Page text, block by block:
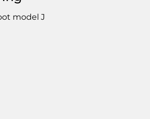
model J